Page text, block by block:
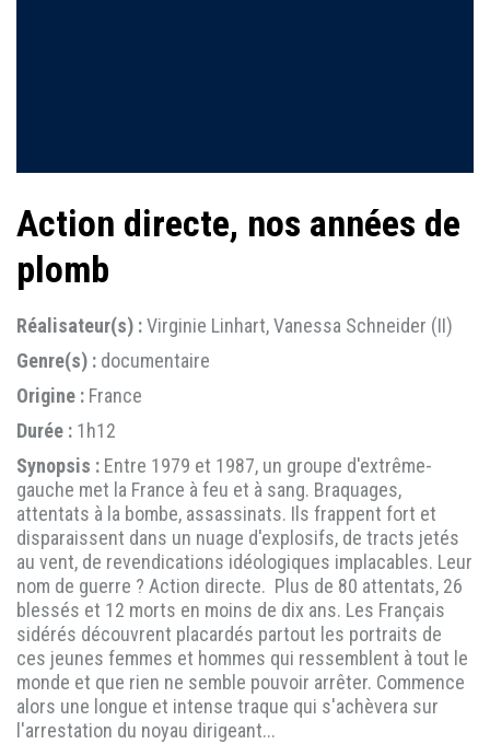
Action directe, nos années de
plomb
Réalisateur(s) :Virginie Linhart, Vanessa Schneider (II)
Genre(s) : documentaire
Origine : France
Durée : 1h12
Synopsis : Entre 1979 et 1987, un groupe d'extrême-
gauche met la France à feu et à sang. Braquages,
attentats à la bombe, assassinats. Ils frappent fort et
disparaissent dans un nuage d'explosifs, de tracts jetés
au vent, de revendications idéologiques implacables. Leur
nom de guerre ? Action directe. Plus de 80 attentats, 26
blessés et 12 morts en moins de dix ans. Les Français
sidérés découvrent placardés partout les portraits de
ces jeunes femmes et hommes qui ressemblent à tout le
monde et que rien ne semble pouvoir arrêter. Commence
alors une longue et intense traque qui s'achèvera sur
l'arrestation du noyau dirigeant...